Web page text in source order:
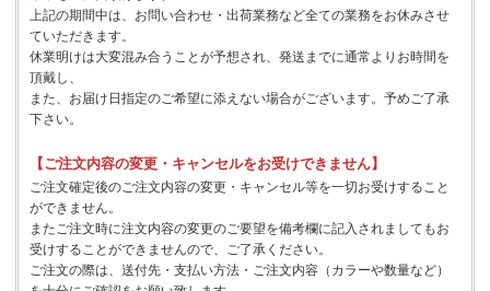
上記の期間中は、お問い合わせ・出荷業務など全ての業務をお休みさせ
ていただきます。
休業明けは大変混み合うことが予想され、発送までに通常よりお時間を
頂戴し、
また、お届け日指定のご希望に添えない場合がございます。予めご了承
下さい。
【ご注文内容の変更・キャンセルをお受けできません】
ご注文確定後のご注文内容の変更・キャンセル等を一切お受けすること
ができません。
またご注文時に注文内容の変更のご要望を備考欄に記入されましてもお
受けすることができませんので、ご了承ください。
ご注文の際は、送付先・支払い方法・ご注文内容（カラーや数量など）